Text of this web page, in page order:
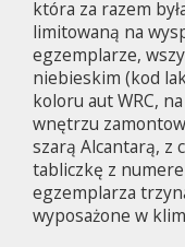
która za razem
limitowaną na
egzemplarze,
niebieskim (kod
koloru aut WRC,
wnętrzu
szarą Alcantarą, z
tabliczkę z
egzemplarza
wyposażone w